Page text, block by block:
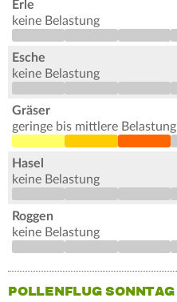
Erle
keine Belastung
Esche
keine Belastung
Gräser
geringe bis mittlere Belastung
Hasel
keine Belastung
Roggen
keine Belastung
POLLENFLUG SONNTAG